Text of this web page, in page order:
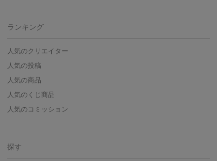
ランキング
人気のクリエイター
人気の投稿
人気の商品
人気のくじ商品
人気のコミッション
探す